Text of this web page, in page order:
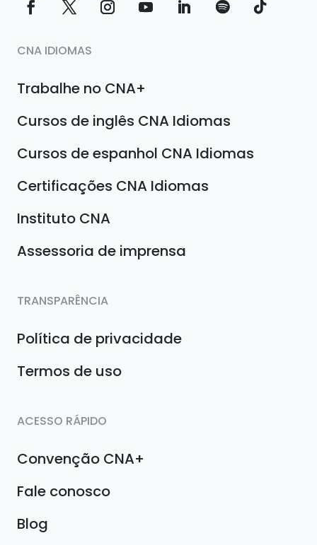
CNA IDIOMAS
Trabalhe no CNA+
Cursos de inglês CNA Idiomas
Cursos de espanhol CNA Idiomas
Certificações CNA Idiomas
Instituto CNA
Assessoria de imprensa
TRANSPARÊNCIA
Política de privacidade
Termos de uso
ACESSO RÁPIDO
Convenção CNA+
Fale conosco
Blog